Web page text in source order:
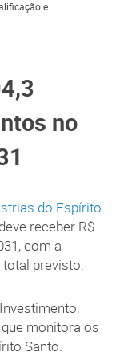
e
no
do Espírito
receber R$
com a
previsto.
que monitora os
Santo.